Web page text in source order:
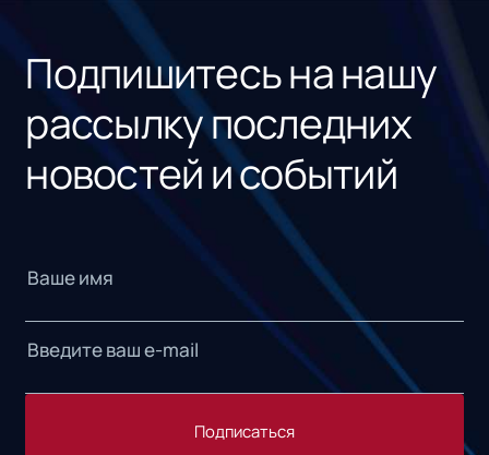
Подпишитесь на нашу
рассылку последних
новостей и событий
Подписаться